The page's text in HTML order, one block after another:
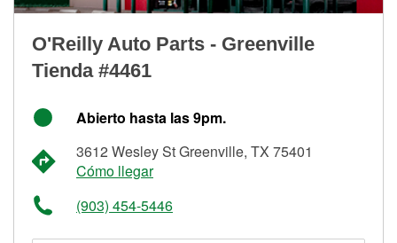
O'Reilly Auto Parts - Greenville
Tienda #4461
Abierto hasta las 9pm.
3612 Wesley St Greenville, TX 75401
Cómo llegar
(903) 454-5446